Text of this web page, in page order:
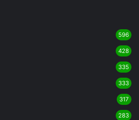
596
428
335
333
317
283